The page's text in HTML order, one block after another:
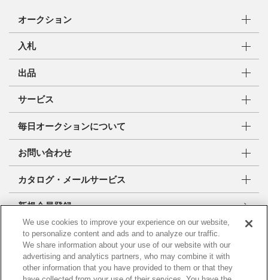
オークション
入札
出品
サービス
毎日オークションについて
お問い合わせ
カタログ・メールサービス
新規会員登録
株式会社 毎日オークション
東京都公安委員会許可 古物営業許可番号
第307710107529号
We use cookies to improve your experience on our website,
to personalize content and ads and to analyze our traffic.
We share information about your use of our website with our
advertising and analytics partners, who may combine it with
other information that you have provided to them or that they